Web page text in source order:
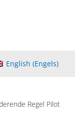
English (Engels)
Regel Pilot